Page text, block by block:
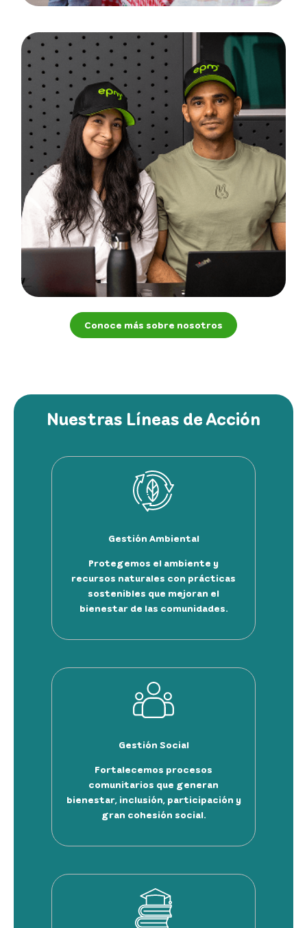
Conoce más sobre nosotros
Nuestras Líneas de Acción
Gestión Ambiental
Protegemos el ambiente y
recursos naturales con prácticas
sostenibles que mejoran el
bienestar de las comunidades.
Gestión Social
Fortalecemos procesos
comunitarios que generan
bienestar, inclusión, participación y
gran cohesión social.